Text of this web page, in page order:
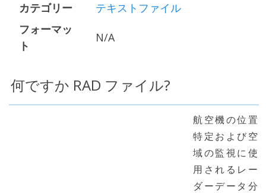
カテゴリー
テキストファイル
フォーマッ
ト
N/A
何ですか RAD ファイル?
航空機の位置
特定および空
域の監視に使
用されるレー
ダーデータ分